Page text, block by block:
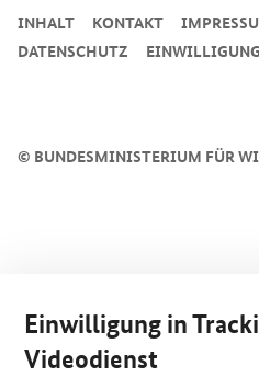
© BUNDESMINISTERIUM FÜR
INHALT KONTAKT
DATENSCHUTZ
Einwilligung in
Videodienst